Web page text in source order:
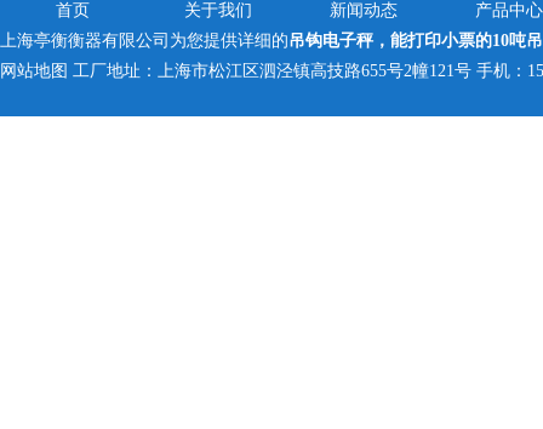
首页 关于我们 新闻动态
产品中心
上海亭衡衡器有限公司为您提供详细的吊钩电子秤，能打印小票的10吨
网站地图 工厂地址：上海市松江区泗泾镇高技路655号2幢121号 手机：